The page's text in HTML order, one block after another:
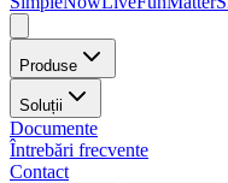
Produse
Soluții
Documente
Întrebări frecvente
Contact